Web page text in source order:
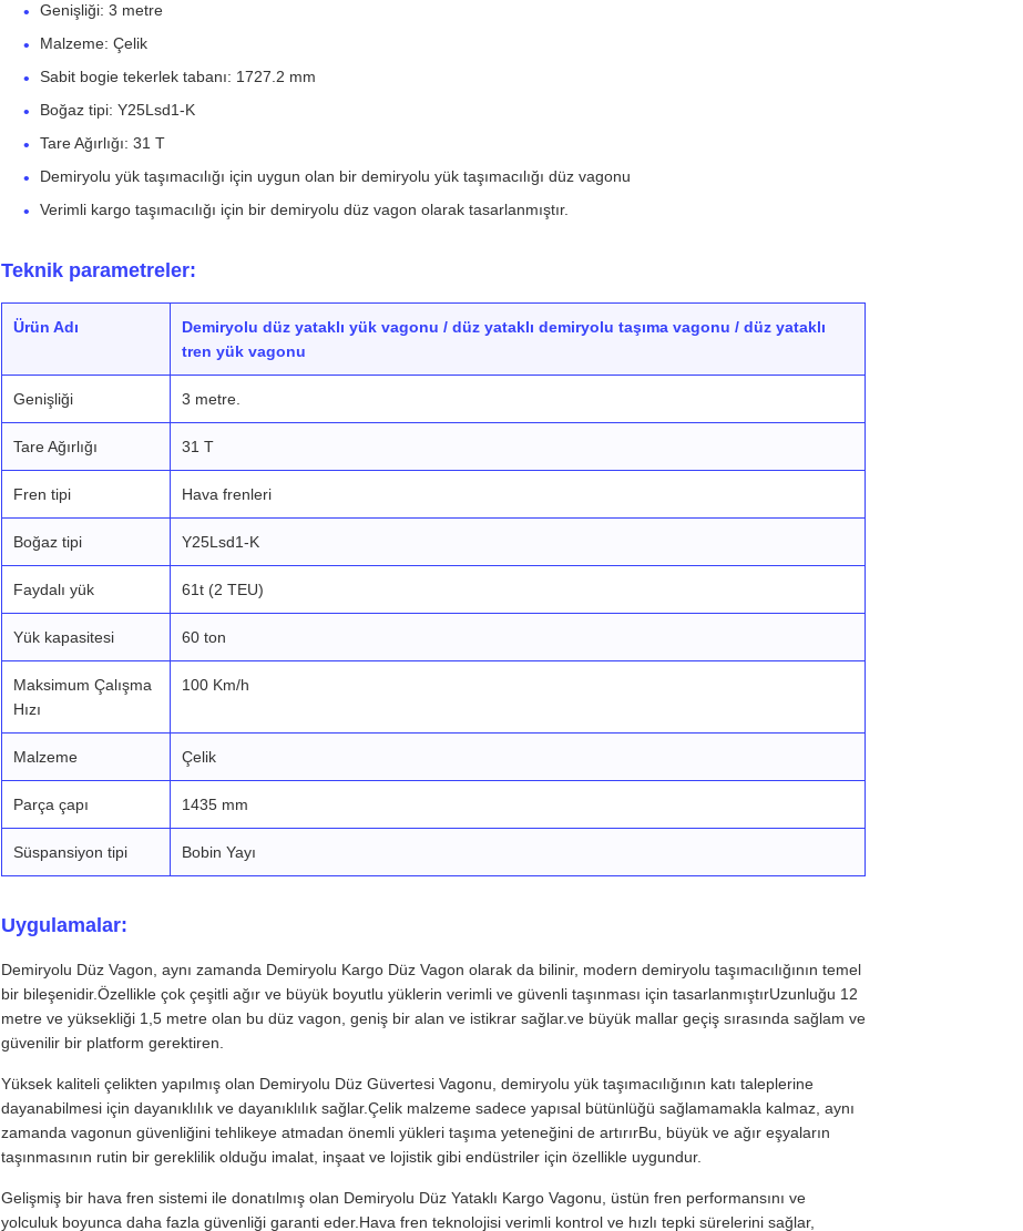
Genişliği: 3 metre
Malzeme: Çelik
Sabit bogie tekerlek tabanı: 1727.2 mm
Boğaz tipi: Y25Lsd1-K
Tare Ağırlığı: 31 T
Demiryolu yük taşımacılığı için uygun olan bir demiryolu yük taşımacılığı düz vagonu
Verimli kargo taşımacılığı için bir demiryolu düz vagon olarak tasarlanmıştır.
Teknik parametreler:
Ürün Adı
Demiryolu düz yataklı yük vagonu / düz yataklı demiryolu taşıma vagonu / düz yataklı
tren yük vagonu
Genişliği 3 metre.
Tare Ağırlığı 31 T
Fren tipi Hava frenleri
Boğaz tipi Y25Lsd1-K
Faydalı yük 61t (2 TEU)
Yük kapasitesi 60 ton
Maksimum Çalışma
Hızı
100 Km/h
Malzeme Çelik
Parça çapı 1435 mm
Süspansiyon tipi Bobin Yayı
Uygulamalar:
Demiryolu Düz Vagon, aynı zamanda Demiryolu Kargo Düz Vagon olarak da bilinir, modern demiryolu taşımacılığının temel
bir bileşenidir.Özellikle çok çeşitli ağır ve büyük boyutlu yüklerin verimli ve güvenli taşınması için tasarlanmıştırUzunluğu 12
metre ve yüksekliği 1,5 metre olan bu düz vagon, geniş bir alan ve istikrar sağlar.ve büyük mallar geçiş sırasında sağlam ve
güvenilir bir platform gerektiren.
Yüksek kaliteli çelikten yapılmış olan Demiryolu Düz Güvertesi Vagonu, demiryolu yük taşımacılığının katı taleplerine
dayanabilmesi için dayanıklılık ve dayanıklılık sağlar.Çelik malzeme sadece yapısal bütünlüğü sağlamamakla kalmaz, aynı
zamanda vagonun güvenliğini tehlikeye atmadan önemli yükleri taşıma yeteneğini de artırırBu, büyük ve ağır eşyaların
taşınmasının rutin bir gereklilik olduğu imalat, inşaat ve lojistik gibi endüstriler için özellikle uygundur.
Gelişmiş bir hava fren sistemi ile donatılmış olan Demiryolu Düz Yataklı Kargo Vagonu, üstün fren performansını ve
yolculuk boyunca daha fazla güvenliği garanti eder.Hava fren teknolojisi verimli kontrol ve hızlı tepki sürelerini sağlar,